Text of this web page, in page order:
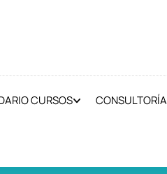
CURSOS CONSULTORÍA